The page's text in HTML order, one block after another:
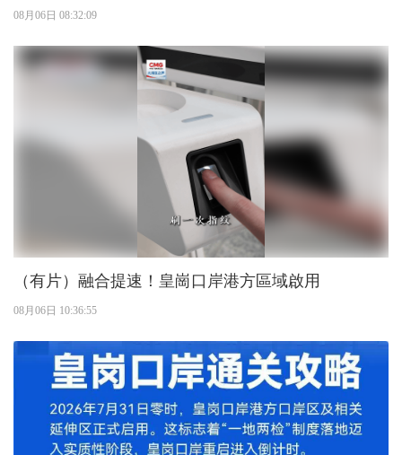
08月06日 08:32:09
（有片）融合提速！皇崗口岸港方區域啟用
08月06日 10:36:55